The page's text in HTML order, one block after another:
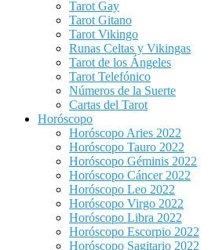
Tarot Gay
Tarot Gitano
Tarot Vikingo
Runas Celtas y Vikingas
Tarot de los Ángeles
Tarot Telefónico
Números de la Suerte
Cartas del Tarot
Horóscopo
Horóscopo Aries 2022
Horóscopo Tauro 2022
Horóscopo Géminis 2022
Horóscopo Cáncer 2022
Horóscopo Leo 2022
Horóscopo Virgo 2022
Horóscopo Libra 2022
Horóscopo Escorpio 2022
Horóscopo Sagitario 2022